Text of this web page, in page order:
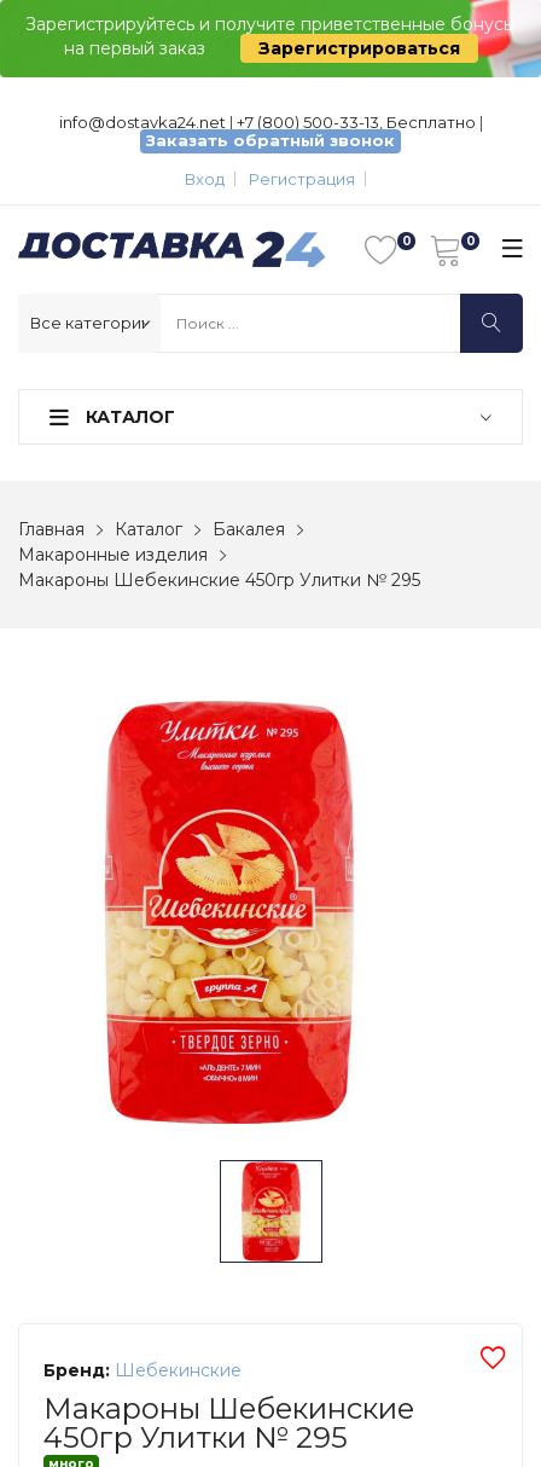
Зарегистрируйтесь и получите приветственные бонусы
на первый заказ
Зарегистрироваться
info@dostavka24.net | +7 (800) 500-33-13, Бесплатно |
Заказать обратный звонок
Вход
Регистрация
КАТАЛОГ
Главная Каталог
Бакалея
Макаронные изделия
Макароны Шебекинские 450гр Улитки № 295
Бренд: Шебекинские
Макароны Шебекинские
450гр Улитки № 295
много